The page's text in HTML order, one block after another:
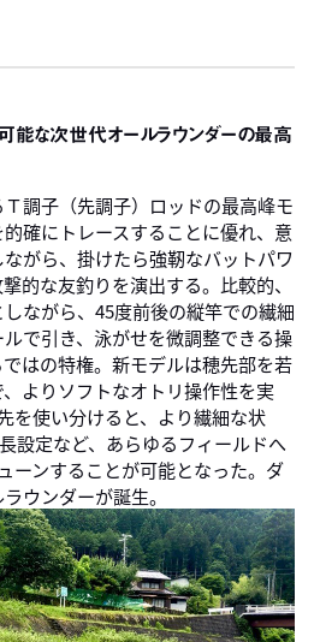
能な次世代オールラウンダーの最高
調子（先調子）ロッドの最高峰モ
確にトレースすることに優れ、意
がら、掛けたら強靭なバットパワ
的な友釣りを演出する。比較的、
ながら、45度前後の縦竿での繊細
で引き、泳がせを微調整できる操
はの特権。新モデルは穂先部を若
よりソフトなオトリ操作性を実
を使い分けると、より繊細な状
設定など、あらゆるフィールドへ
ーンすることが可能となった。ダ
ウンダーが誕生。